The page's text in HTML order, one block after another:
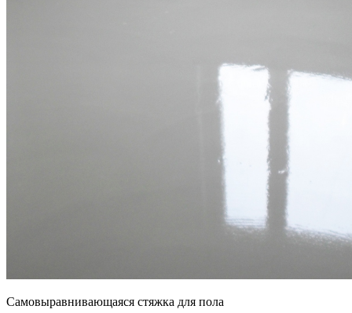
Самовыравнивающаяся стяжка для пола